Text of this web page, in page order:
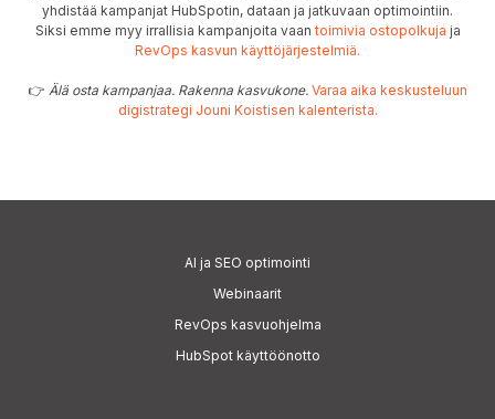
yhdistää kampanjat HubSpotin, dataan ja jatkuvaan optimointiin.
Siksi emme myy irrallisia kampanjoita vaantoimivia ostopolkuja ja
RevOps kasvun käyttöjärjestelmiä.
👉 Älä osta kampanjaa. Rakenna kasvukone. Varaa aika keskusteluun
digistrategi Jouni Koistisen kalenterista.
AI ja SEO optimointi
Webinaarit
RevOps kasvuohjelma
HubSpot käyttöönotto